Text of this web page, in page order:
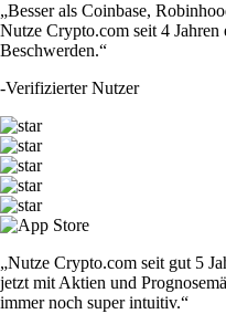
„Besser als Coinbase,
Nutze Crypto.com seit 4
Beschwerden.“
-Verifizierter Nutzer
„Nutze Crypto.com seit gut 5
jetzt mit Aktien und
immer noch super intuitiv.“